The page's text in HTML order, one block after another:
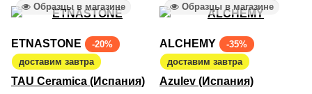
Образцы в магазине
ETNASTONE
-20%
доставим завтра
TAU Ceramica (Испания)
Образцы в магазине
ALCHEMY
-35%
доставим завтра
Azulev (Испания)